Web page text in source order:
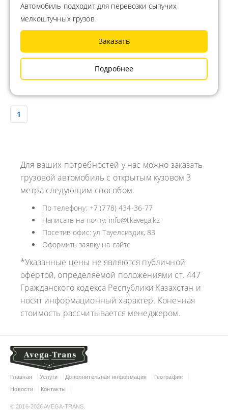
Автомобиль подходит для перевозки сыпучих
мелкоштучных грузов
Заказать
Подробнее
1
Для ваших потребностей у нас можно заказать
грузовой автомобиль с открытым кузовом 3
метра следующим способом:
По телефону: +7 (778) 434-36-77
Написать на почту: info@tkavega.kz
Посетив офис: ул Тауелсиздик, 83
Оформить заявку на сайте
*Указанные цены не являются публичной
офертой, определяемой положениями ст. 447
Гражданского кодекса Республики Казахстан и
носят информационный характер. Конечная
стоимость рассчитывается менеджером.
Главная Услуги Дополнительная информация
География
Новости
Контакты
© 2016-2026 AVEGA-TRANS.